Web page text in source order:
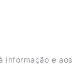
informação e